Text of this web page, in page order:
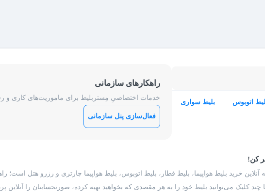
اتوبوس بلیط سواری
راهکارهای سازمانی
خدمات اختصاصیِ مِستربلیط برای ماموریت‌های کاری و
فعال‌سازی پنل سازمانی
کن!
آنلاین خرید بلیط هواپیما، بلیط قطار، بلیط اتوبوس، بلیط هواپیما چارتری و رزرو هتل است؛
چند کلیک می‌توانید بلیط خود را به هر مقصدی که بخواهید تهیه کرده، صورتحسابتان را